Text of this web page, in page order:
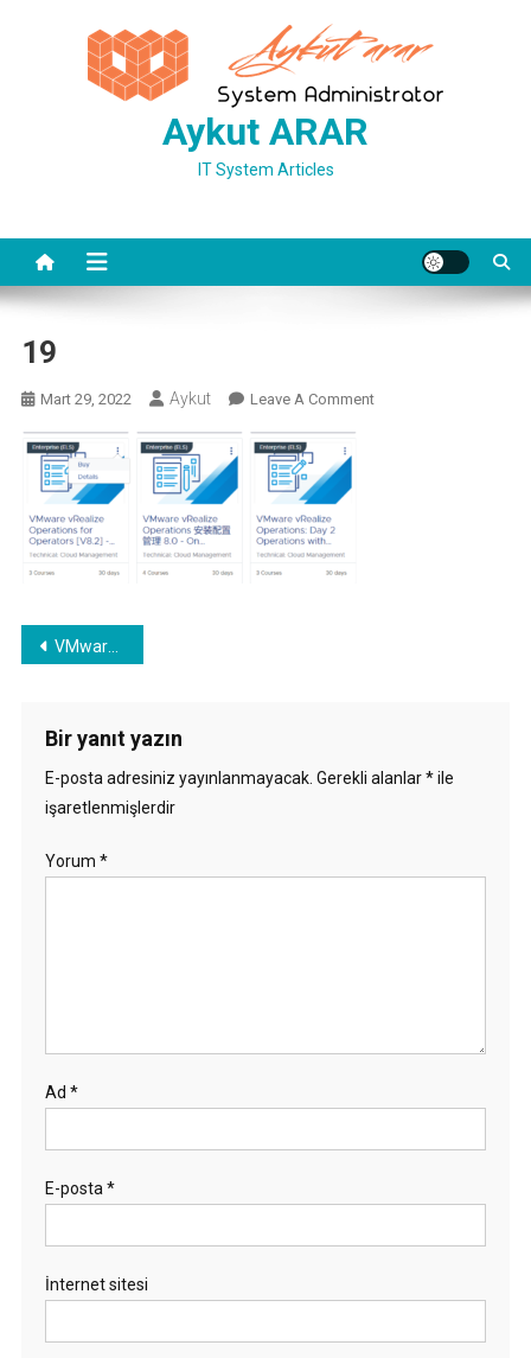
Aykut ARAR
IT System Articles
19
Mart 29, 2022 Aykut Leave A CommentOn
Yazı
VMware Learning Platformu nedir?
Bir yanıt yazın
E-posta adresiniz yayınlanmayacak. Gerekli alanlar*ile
işaretlenmişlerdir
Yorum *
Ad *
E-posta *
İnternet sitesi